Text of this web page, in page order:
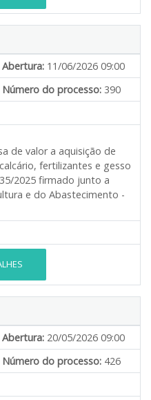
Abertura: 11/06/2026 09:00
Número do processo: 390
de valor a aquisição de
fertilizantes e gesso
2025 firmado junto a
e do Abastecimento -
Abertura: 20/05/2026 09:00
Número do processo: 426